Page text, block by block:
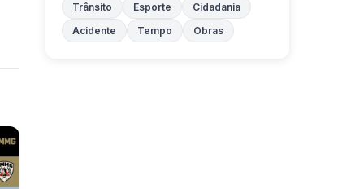
Trânsito
Esporte
Cidadania
Acidente
Tempo Obras